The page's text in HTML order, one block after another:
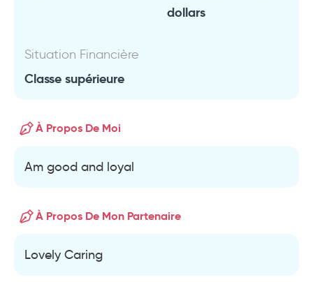
dollars
Situation Financière
Classe supérieure
À Propos De Moi
Am good and loyal
À Propos De Mon Partenaire
Lovely Caring